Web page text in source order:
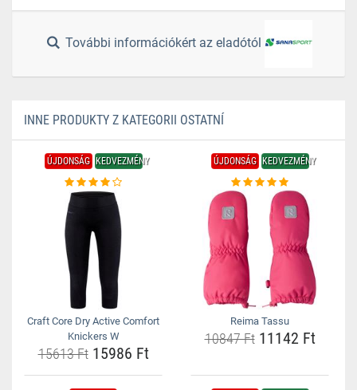
További információkért az eladótól
INNE PRODUKTY Z KATEGORII OSTATNÍ
ÚJDONSÁG KEDVEZMÉNY
Craft Core Dry Active Comfort
Knickers W
15613 Ft15986 Ft
ÚJDONSÁG KEDVEZMÉNY
Reima Tassu
10847 Ft11142 Ft